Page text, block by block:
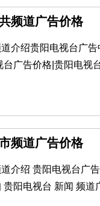
频道广告价格
介绍贵阳电视台广
台广告价格|贵阳电视
频道广告价格
介绍 贵阳电视台广
贵阳电视台 新闻 频